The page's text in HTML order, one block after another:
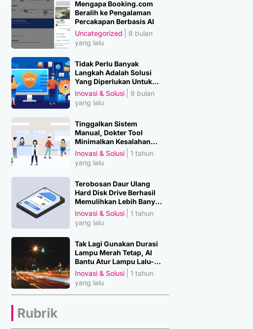
Mengapa Booking.com
Beralih ke Pengalaman
Percakapan Berbasis AI
Uncategorized
8 bulan
yang lalu
Tidak Perlu Banyak
Langkah Adalah Solusi
Yang Diperlukan Untuk
Amankan Data
Inovasi & Solusi
9 bulan
yang lalu
Tinggalkan Sistem
Manual, Dokter Tool
Minimalkan Kesalahan
Manusia
Inovasi & Solusi
1 tahun
yang lalu
Terobosan Daur Ulang
Hard Disk Drive Berhasil
Memulihkan Lebih Banyak
Material Penting
Inovasi & Solusi
1 tahun
yang lalu
Tak Lagi Gunakan Durasi
Lampu Merah Tetap, AI
Bantu Atur Lampu Lalu-
Lintas
Inovasi & Solusi
1 tahun
yang lalu
Rubrik